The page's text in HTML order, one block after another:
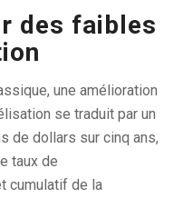
des faibles
une amélioration
se traduit par un
de dollars sur cinq ans,
taux de
cumulatif de la